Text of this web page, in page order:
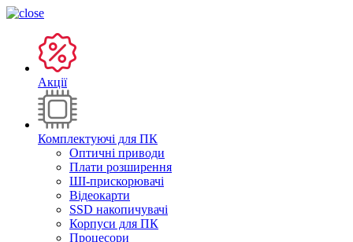
Акції
Комплектуючі для ПК
Оптичні приводи
Плати розширення
ШІ-прискорювачі
Відеокарти
SSD накопичувачі
Корпуси для ПК
Процесори